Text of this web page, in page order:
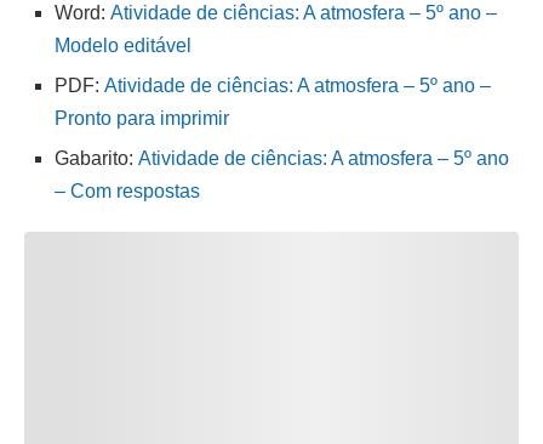
Word: Atividade de ciências: A atmosfera – 5º ano –
Modelo editável
PDF: Atividade de ciências: A atmosfera – 5º ano –
Pronto para imprimir
Gabarito: Atividade de ciências: A atmosfera – 5º ano
– Com respostas